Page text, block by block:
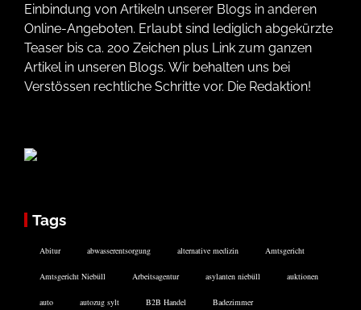
Einbindung von Artikeln unserer Blogs in anderen
Online-Angeboten. Erlaubt sind lediglich abgekürzte
Teaser bis ca. 200 Zeichen plus Link zum ganzen
Artikel in unseren Blogs. Wir behalten uns bei
Verstössen rechtliche Schritte vor. Die Redaktion!
Tags
Abitur abwasserentsorgung alternative medizin Amtsgericht
Amtsgericht Niebüll Arbeitsagentur asylanten niebüll auktionen
auto autozug sylt B2B Handel Badezimmer